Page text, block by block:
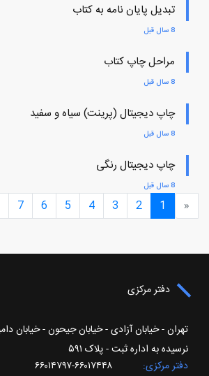
تبدیل پایان نامه به کتاب
8 سال قبل
مراحل چاپ کتاب
8 سال قبل
چاپ دیجیتال (پرینت) سیاه و سفید
8 سال قبل
چاپ دیجیتال رنگی
8 سال قبل
«
1
2
3
4
5
6
7
دفتر مرکزی
تهران - خیابان آزادی - خیابان جیحون - خیابان
نرسیده به اداره ثبت - پلاک ۵۹۱
دفتر مرکزی
۶۶۰۱۷۴۴۸-۶۶۰۱۴۷۹۷